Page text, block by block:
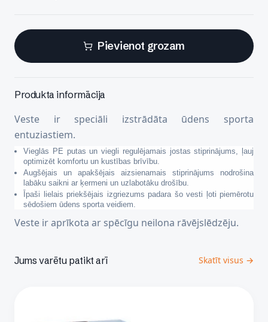
Pievienot grozam
Produkta informācija
Veste ir speciāli izstrādāta ūdens sporta
entuziastiem.
Vieglās PE putas un viegli regulējamais jostas stiprinājums, ļauj
optimizēt komfortu un kustības brīvību.
Augšējais un apakšējais aizsienamais stiprinājums nodrošina
labāku saikni ar ķermeni un uzlabotāku drošību.
Īpaši lielais priekšējais izgriezums padara šo vesti ļoti piemērotu
sēdošiem ūdens sporta veidiem.
Veste ir aprīkota ar spēcīgu neilona rāvējslēdzēju.
Jums varētu patikt arī Skatīt visus →